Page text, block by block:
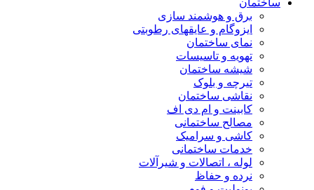
ساختمان
برق و هوشمند سازی
ایزوگام و عایقهای رطوبتی
نمای ساختمان
تهویه و تاسیسات
شیشه ساختمان
تیرچه و بلوک
نقاشی ساختمان
کابینت و ام دی اف
مصالح ساختمانی
کاشی و سرامیک
خدمات ساختمانی
لوله ، اتصالات و شیرآلات
نرده و حفاظ